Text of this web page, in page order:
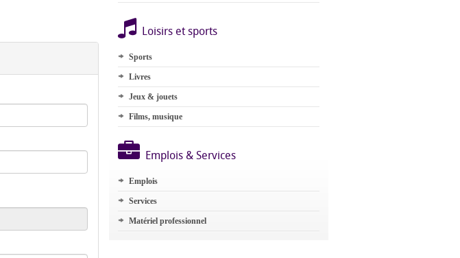
Loisirs et sports
Sports
Livres
Jeux & jouets
Films, musique
Emplois & Services
Emplois
Services
Matériel professionnel